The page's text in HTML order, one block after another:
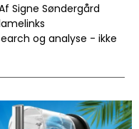
Signe Søndergård
og analyse - ikke